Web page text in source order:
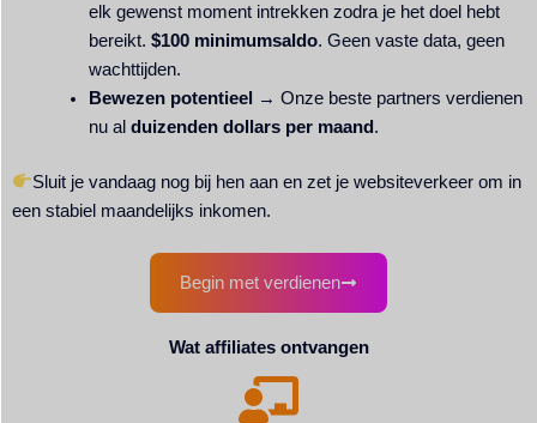
elk gewenst moment intrekken zodra je het doel hebt
bereikt. $100 minimumsaldo. Geen vaste data, geen
wachttijden.
Bewezen potentieel
→ Onze beste partners verdienen
nu al duizenden dollars per maand .
Sluit je vandaag nog bij hen aan en zet je websiteverkeer om in
een stabiel maandelijks inkomen.
Begin met verdienen
Wat affiliates ontvangen